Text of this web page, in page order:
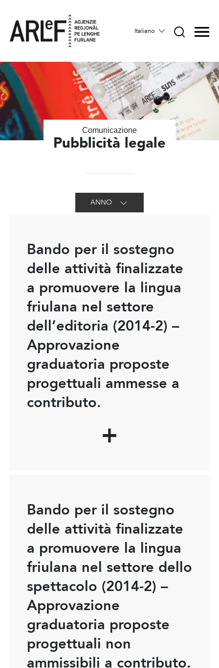
Italiano
Comunicazione
Pubblicità legale
ANNO
Bando per il sostegno
delle attività finalizzate
a promuovere la lingua
friulana nel settore
dell’editoria (2014-2) –
Approvazione
graduatoria proposte
progettuali ammesse a
contributo.
Bando per il sostegno
delle attività finalizzate
a promuovere la lingua
friulana nel settore dello
spettacolo (2014-2) –
Approvazione
graduatoria proposte
progettuali non
ammissibili a contributo.